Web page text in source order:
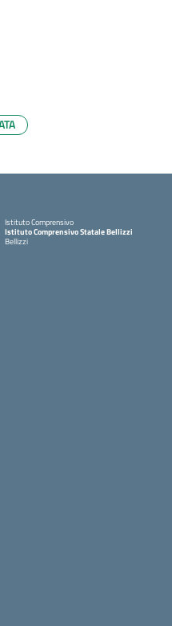
Istituto Comprensivo
Istituto Comprensivo Statale Bellizzi
Bellizzi